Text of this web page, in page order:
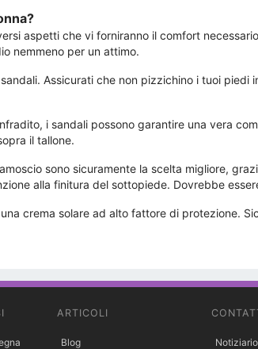
aspetti che vi forniranno il comfort
nemmeno per un attimo.
Assicurati che non pizzichino i tuoi piedi
i sandali possono garantire una vera
il tallone.
sono sicuramente la scelta migliore,
alla finitura del sottopiede. Dovrebbe
crema solare ad alto fattore di protezione.
ARTICOLI
Blog Notiziario